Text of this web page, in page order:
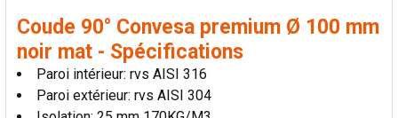
Coude 90° Convesa premium Ø 100 mm
noir mat - Spécifications
Paroi intérieur: rvs AISI 316
Paroi extérieur: rvs AISI 304